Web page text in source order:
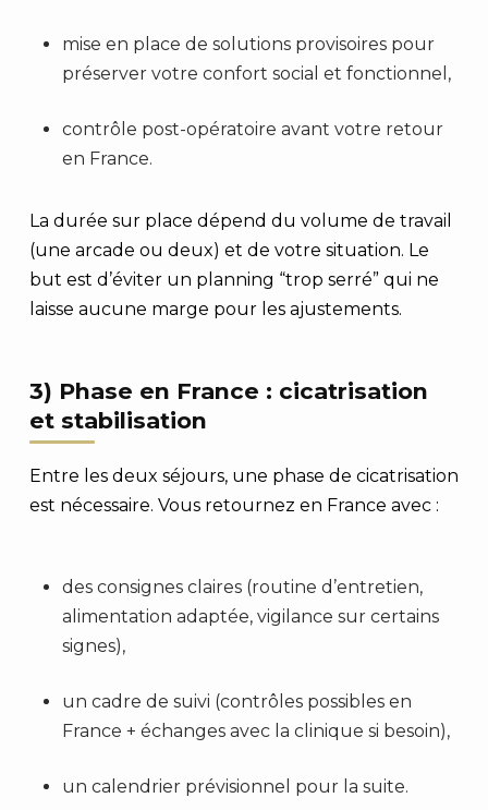
mise en place de solutions provisoires pour
préserver votre confort social et fonctionnel,
contrôle post-opératoire avant votre retour
en France.
La durée sur place dépend du volume de travail
(une arcade ou deux) et de votre situation. Le
but est d’éviter un planning “trop serré” qui ne
laisse aucune marge pour les ajustements.
3) Phase en France : cicatrisation
et stabilisation
Entre les deux séjours, une phase de cicatrisation
est nécessaire. Vous retournez en France avec :
des consignes claires (routine d’entretien,
alimentation adaptée, vigilance sur certains
signes),
un cadre de suivi (contrôles possibles en
France + échanges avec la clinique si besoin),
un calendrier prévisionnel pour la suite.